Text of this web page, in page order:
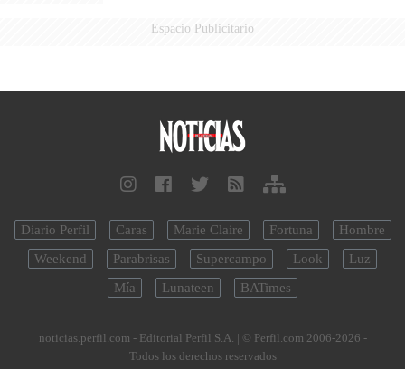
Espacio Publicitario
Diario Perfil Caras Marie Claire Fortuna
Hombre
Weekend
Parabrisas Supercampo Look
Luz
Mía
Lunateen BATimes
noticias.perfil.com - Editorial Perfil S.A. | © Perfil.com 2006-2026 -
Todos los derechos reservados